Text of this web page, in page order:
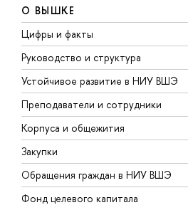
О ВЫШКЕ
Цифры и факты
Руководство и структура
Устойчивое развитие в НИУ ВШЭ
Преподаватели и сотрудники
Корпуса и общежития
Закупки
Обращения граждан в НИУ ВШЭ
Фонд целевого капитала